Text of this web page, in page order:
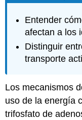
Entender
afectan a los
Distinguir
transporte
Los mecanismos
uso de la energía
trifosfato de